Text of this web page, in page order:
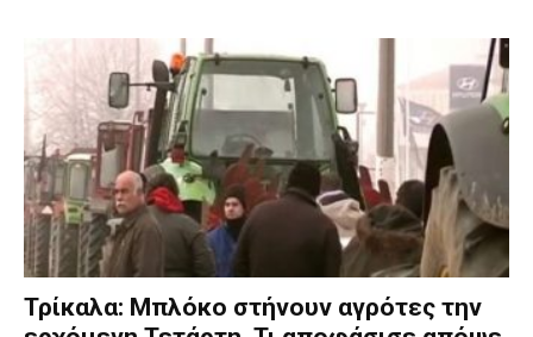
Τρίκαλα: Μπλόκο στήνουν αγρότες την